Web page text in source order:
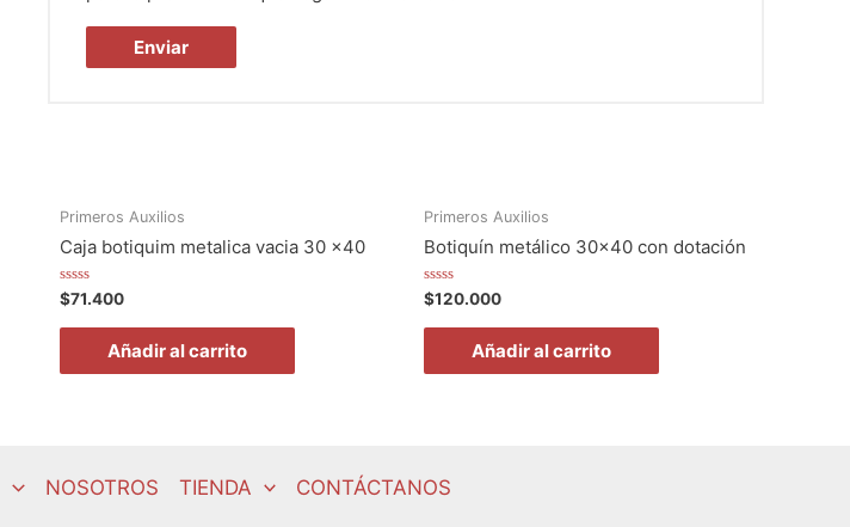
Primeros Auxilios
Caja botiquim metalica vacia 30 x40
Valorado
en
0
$71.400
Añadir al carrito
Primeros Auxilios
Botiquín metálico 30×40 con dotación
Valorado
en
0
$120.000
Añadir al carrito
NOSOTROS TIENDA CONTÁCTANOS